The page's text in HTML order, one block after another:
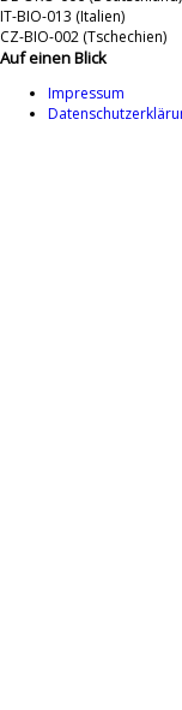
IT-BIO-013 (Italien)
CZ-BIO-002 (Tschechien)
Auf einen Blick
Impressum